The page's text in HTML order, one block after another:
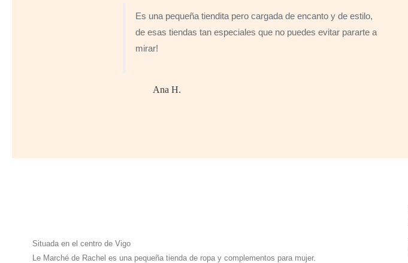
Es una pequeña tiendita pero cargada de encanto y de estilo,
de esas tiendas tan especiales que no puedes evitar pararte a
mirar!
Ana H.
Situada en el centro de Vigo
Le Marché de Rachel es una pequeña tienda de ropa y complementos para mujer.